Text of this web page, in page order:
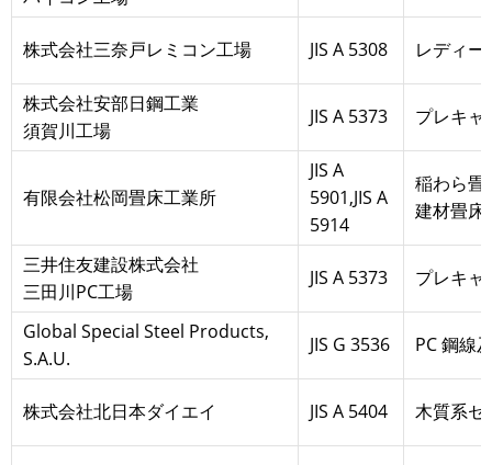
株式会社三奈戸レミコン工場 JIS A 5308 レディ
株式会社安部日鋼工業
須賀川工場
JIS A 5373 プレキャ
有限会社松岡畳床工業所
JIS A
5901,JIS A
5914
稲わら畳
建材畳床
三井住友建設株式会社
三田川PC工場
JIS A 5373 プレキャ
Global Special Steel Products,
S.A.U.
JIS G 3536 PC 鋼線
株式会社北日本ダイエイ JIS A 5404 木質系セ